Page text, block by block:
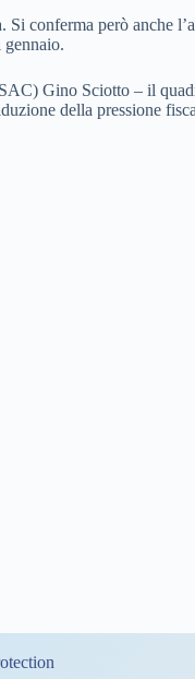
conferma però anche
gennaio.
Gino Sciotto – il
della pressione